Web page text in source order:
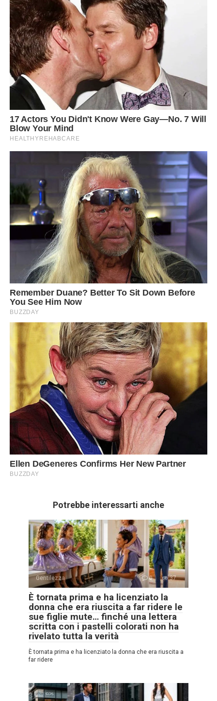
Potrebbe interessarti anche
Gentilezza 0 37
È tornata prima e ha licenziato la
donna che era riuscita a far ridere le
sue figlie mute… finché una lettera
scritta con i pastelli colorati non ha
rivelato tutta la verità
È tornata prima e ha licenziato la donna che era riuscita a
far ridere